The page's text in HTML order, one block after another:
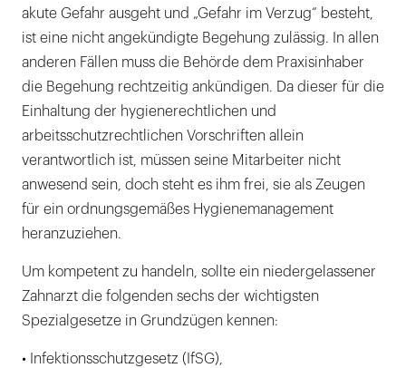
akute Gefahr ausgeht und „Gefahr im Verzug“ besteht,
ist eine nicht angekündigte Begehung zulässig. In allen
anderen Fällen muss die Behörde dem Praxisinhaber
die Begehung rechtzeitig ankündigen. Da dieser für die
Einhaltung der hygienerechtlichen und
arbeitsschutzrechtlichen Vorschriften allein
verantwortlich ist, müssen seine Mitarbeiter nicht
anwesend sein, doch steht es ihm frei, sie als Zeugen
für ein ordnungsgemäßes Hygienemanagement
heranzuziehen.
Um kompetent zu handeln, sollte ein niedergelassener
Zahnarzt die folgenden sechs der wichtigsten
Spezialgesetze in Grundzügen kennen:
• Infektionsschutzgesetz (IfSG),